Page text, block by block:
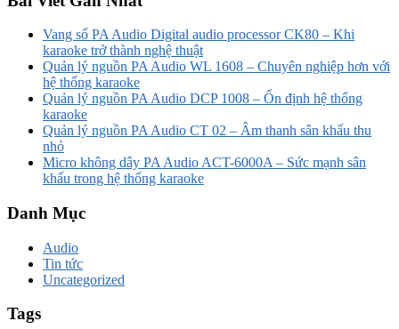
Vang số PA Audio Digital audio processor CK80 – Khi
karaoke trở thành nghệ thuật
Quản lý nguồn PA Audio WL 1608 – Chuyên nghiệp hơn với
hệ thống karaoke
Quản lý nguồn PA Audio DCP 1008 – Ổn định hệ thống
karaoke
Quản lý nguồn PA Audio CT 02 – Âm thanh sân khấu thu
nhỏ
Micro không dây PA Audio ACT-6000A – Sức mạnh sân
khấu trong hệ thống karaoke
Danh Mục
Audio
Tin tức
Uncategorized
Tags